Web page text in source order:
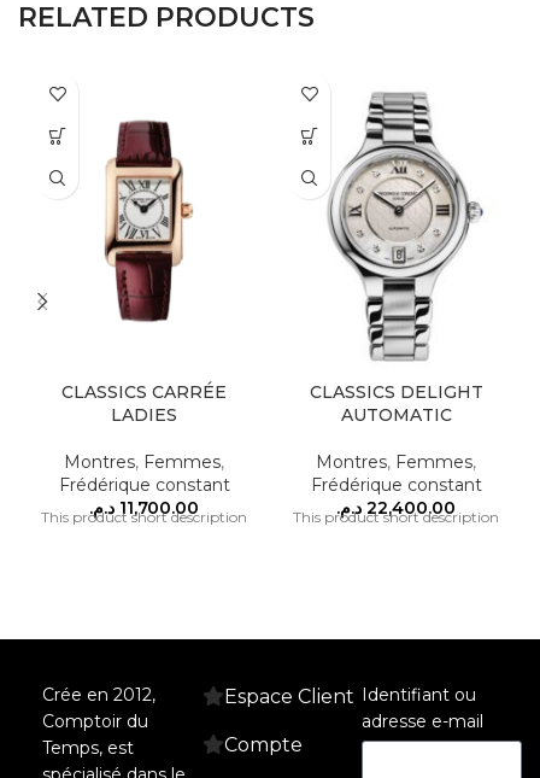
RELATED PRODUCTS
CLASSICS CARRÉE
LADIES
Montres, Femmes,
Frédérique constant
11,700.00 د.م.
This product short description
CLASSICS DELIGHT
AUTOMATIC
Montres, Femmes,
Frédérique constant
22,400.00 د.م.
This product short description
Crée en 2012,
Comptoir du
Temps, est
Espace Client
Compte
Identifiant ou
adresse e-mail